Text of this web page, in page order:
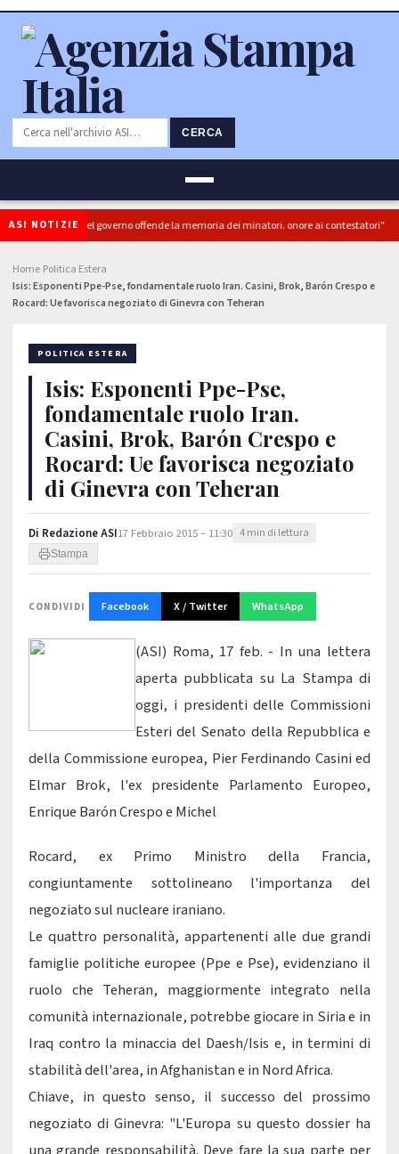
CERCA
ASI NOTIZIE
"L'Ipocrisia del governo offende la memoria dei minatori. onore ai contestatori"
Home Politica Estera
Isis: Esponenti Ppe-Pse, fondamentale ruolo Iran. Casini, Brok, Barón Crespo e
Rocard: Ue favorisca negoziato di Ginevra con Teheran
POLITICA ESTERA
Isis: Esponenti Ppe-Pse,
fondamentale ruolo Iran.
Casini, Brok, Barón Crespo e
Rocard: Ue favorisca negoziato
di Ginevra con Teheran
Di Redazione ASI17 Febbraio 2015 – 11:30 4 min di lettura
Stampa
CONDIVIDI Facebook X / Twitter WhatsApp
(ASI) Roma, 17 feb. - In una lettera
aperta pubblicata su La Stampa di
oggi, i presidenti delle Commissioni
Esteri del Senato della Repubblica e
della Commissione europea, Pier Ferdinando Casini ed
Elmar Brok, l'ex presidente Parlamento Europeo,
Enrique Barón Crespo e Michel
Rocard, ex Primo Ministro della Francia,
congiuntamente sottolineano l'importanza del
negoziato sul nucleare iraniano.
Le quattro personalità, appartenenti alle due grandi
famiglie politiche europee (Ppe e Pse), evidenziano il
ruolo che Teheran, maggiormente integrato nella
comunità internazionale, potrebbe giocare in Siria e in
Iraq contro la minaccia del Daesh/Isis e, in termini di
stabilità dell'area, in Afghanistan e in Nord Africa.
Chiave, in questo senso, il successo del prossimo
negoziato di Ginevra: "L'Europa su questo dossier ha